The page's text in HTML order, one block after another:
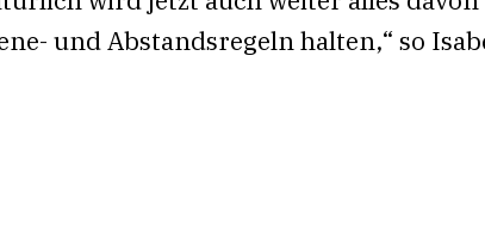
und Abstandsregeln halten,“ so